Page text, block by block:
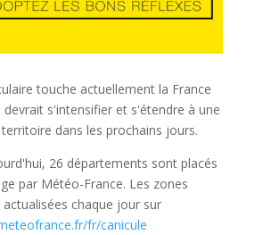
touche actuellement la France
s'intensifier et s'étendre à une
dans les prochains jours.
26 départements sont placés
par Météo-France. Les zones
chaque jour sur
fr/canicule